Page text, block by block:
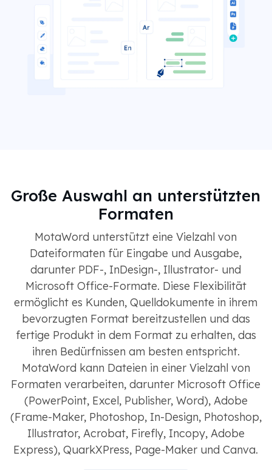
Große Auswahl an unterstützten
Formaten
MotaWord unterstützt eine Vielzahl von
Dateiformaten für Eingabe und Ausgabe,
darunter PDF-, InDesign-, Illustrator- und
Microsoft Office-Formate. Diese Flexibilität
ermöglicht es Kunden, Quelldokumente in ihrem
bevorzugten Format bereitzustellen und das
fertige Produkt in dem Format zu erhalten, das
ihren Bedürfnissen am besten entspricht.
MotaWord kann Dateien in einer Vielzahl von
Formaten verarbeiten, darunter Microsoft Office
(PowerPoint, Excel, Publisher, Word), Adobe
(Frame-Maker, Photoshop, In-Design, Photoshop,
Illustrator, Acrobat, Firefly, Incopy, Adobe
Express), QuarkXPress, Page-Maker und Canva.